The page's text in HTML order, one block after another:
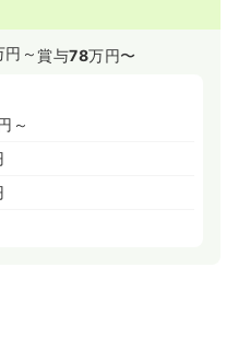
円～賞与78万円〜
～